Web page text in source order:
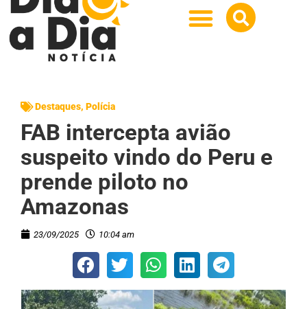
Destaques, Polícia
FAB intercepta avião
suspeito vindo do Peru e
prende piloto no
Amazonas
23/09/2025 10:04 am